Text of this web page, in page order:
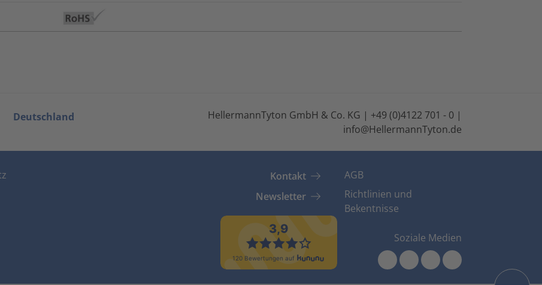
Deutschland
HellermannTyton GmbH & Co. KG | +49 (0)4122 701 - 0 |
info@HellermannTyton.de
Kontakt
Newsletter
AGB
Richtlinien und
Bekentnisse
Soziale Medien